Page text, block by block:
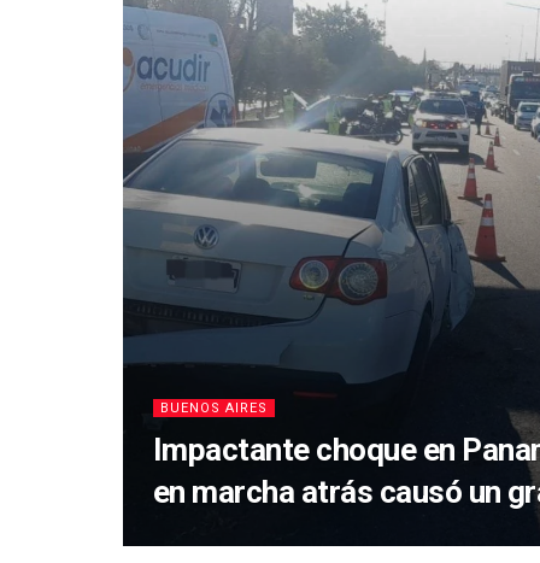
BUENOS AIRES
Impactante choque en
en marcha atrás causó un